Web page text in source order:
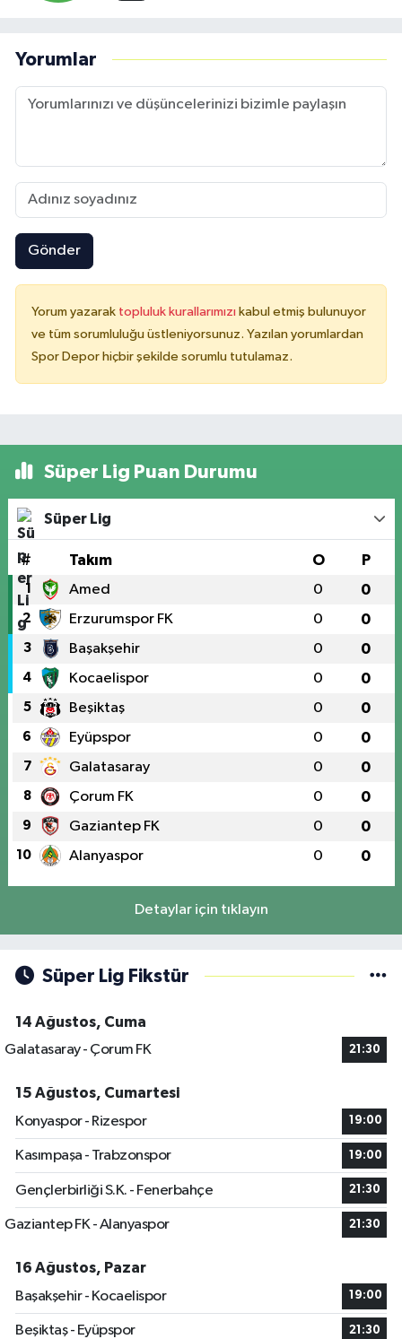
Yorumlar
Gönder
Yorum yazarak topluluk kurallarımızı kabul etmiş bulunuyor
ve tüm sorumluluğu üstleniyorsunuz. Yazılan yorumlardan
Spor Depor hiçbir şekilde sorumlu tutulamaz.
Süper Lig Puan Durumu
Süper Lig
# Takım O P
1 Amed 0 0
2 Erzurumspor FK 0 0
3 Başakşehir 0 0
4 Kocaelispor 0 0
5 Beşiktaş 0 0
6 Eyüpspor 0 0
7 Galatasaray 0 0
8 Çorum FK 0 0
9 Gaziantep FK 0 0
10 Alanyaspor 0 0
Detaylar için tıklayın
Süper Lig Fikstür
14 Ağustos, Cuma
Galatasaray - Çorum FK
21:30
15 Ağustos, Cumartesi
Konyaspor - Rizespor
19:00
Kasımpaşa - Trabzonspor 19:00
Gençlerbirliği S.K. - Fenerbahçe 21:30
Gaziantep FK - Alanyaspor 21:30
16 Ağustos, Pazar
Başakşehir - Kocaelispor
19:00
Beşiktaş - Eyüpspor 21:30